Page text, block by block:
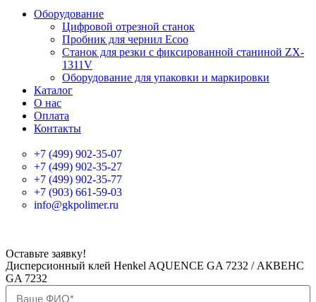
Оборудование
Цифровой отрезной станок
Пробник для чернил Ecoo
Станок для резки с фиксированной станиной ZX-
1311V
Оборудование для упаковки и маркировки
Каталог
О нас
Оплата
Контакты
+7 (499) 902-35-07
+7 (499) 902-35-27
+7 (499) 902-35-77
+7 (903) 661-59-03
info@gkpolimer.ru
Оставьте заявку!
Дисперсионный клей Henkel AQUENCE GA 7232 / АКВЕНС
GA 7232